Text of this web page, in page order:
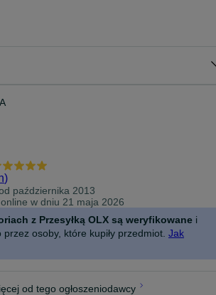
)
października 2013
w dniu 21 maja 2026
z Przesyłką OLX są weryfikowane i
osoby, które kupiły przedmiot. Jak
od tego ogłoszeniodawcy